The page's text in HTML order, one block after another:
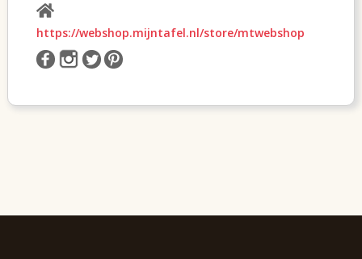
https://webshop.mijntafel.nl/store/mtwebshop